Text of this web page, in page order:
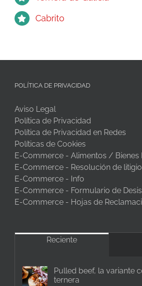
Cabrito
POLÍTICA DE PRIVACIDAD
Aviso Legal
Política de Privacidad
Política de Privacidad en Redes
Políticas de Cookies
E-Commerce - Alimentos / Bienes
E-Commerce - Resolución de
E-Commerce - Info
E-Commerce - Formulario de
E-Commerce - Hojas de
Reciente
Pulled beef, la variante
ternera